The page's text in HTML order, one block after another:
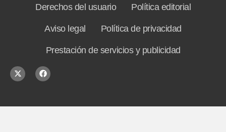
Derechos del usuario Política editorial
Aviso legal Política de privacidad
Prestación de servicios y publicidad